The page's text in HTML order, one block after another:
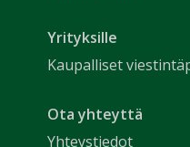
Yrityksille
Kaupalliset
Ota yhteyttä
Yhteystiedot